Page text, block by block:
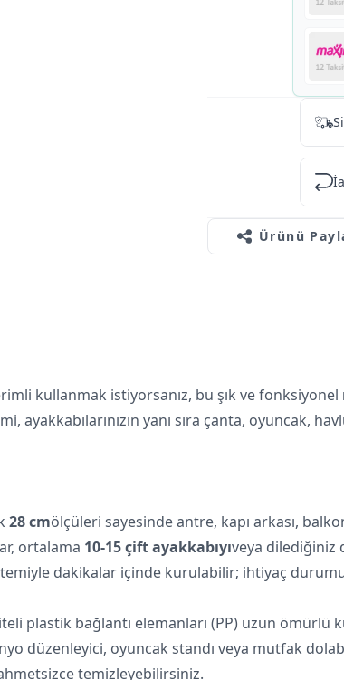
temizleyebilirsiniz.
Ürünü
kullanmak istiyorsanız, bu şık ve fonksiyonel
yanı sıra çanta, oyuncak,
28 cmölçüleri sayesinde antre, kapı arkası,
ortalama 10‑15 çift ayakkabıyıveya dilediğiniz
dakikalar içinde kurulabilir; ihtiyaç
plastik bağlantı elemanları (PP) uzun ömürlü
düzenleyici, oyuncak standı veya mutfak
temizleyebilirsiniz.